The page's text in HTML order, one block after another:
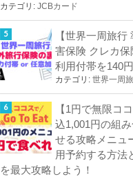
カテゴリ: JCBカード
【世界一周旅
害保険 クレカ保
利用付帯を140
カテゴリ: 世界一周
【1円で無限コ
込1,001円の組
せる攻略メニュ
用予約する方法
を最大攻略しよう！